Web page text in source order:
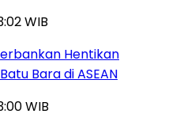
WIB
Hentikan
Bara di ASEAN
WIB